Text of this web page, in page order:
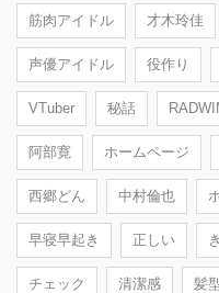
筋肉アイドル 才木玲佳
声優アイドル 役作り
VTuber 秘話
阿部寛 ホームページ
西郷どん 中村倫也
早寝早起き 正しい
チェック 清潔感 髪